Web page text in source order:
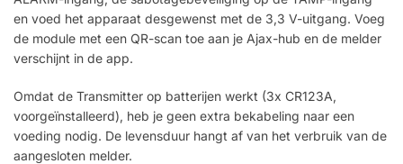
en voed het apparaat desgewenst met de 3,3 V-uitgang. Voeg
de module met een QR-scan toe aan je Ajax-hub en de melder
verschijnt in de app.
Omdat de Transmitter op batterijen werkt (3x CR123A,
voorgeïnstalleerd), heb je geen extra bekabeling naar een
voeding nodig. De levensduur hangt af van het verbruik van de
aangesloten melder.